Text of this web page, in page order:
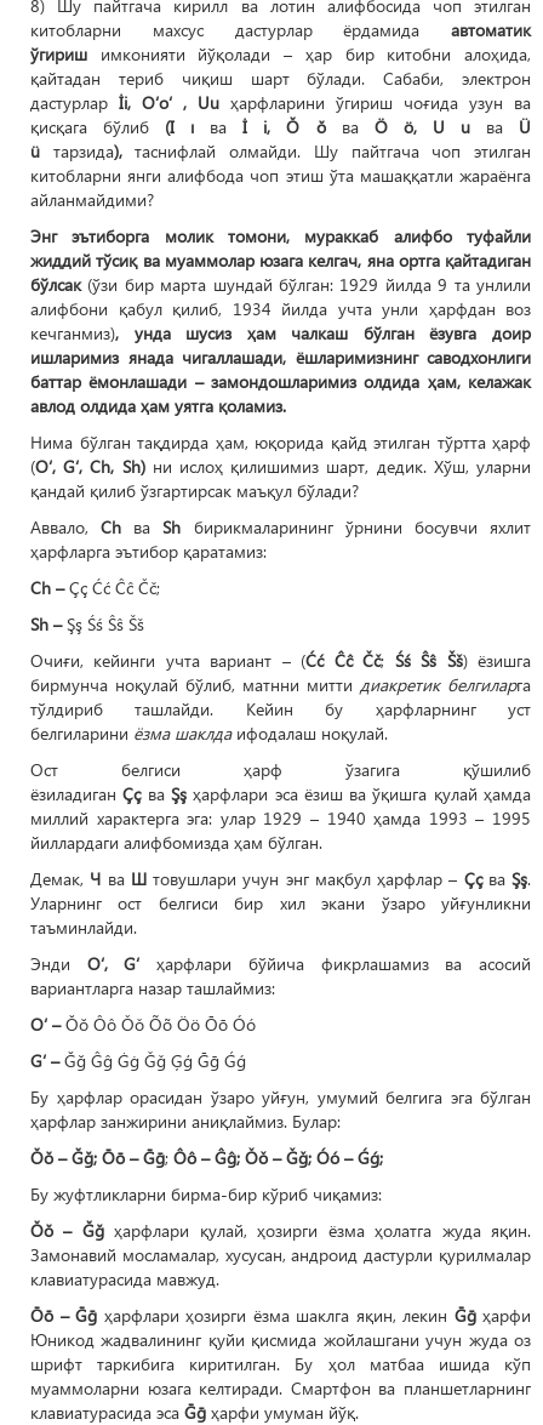
8) Шу пайтгача кирилл ва лотин алифбосида чоп этилган
китобларни махсус дастурлар ёрдамида автоматик
ўгириш имконияти йўқолади – ҳар бир китобни алоҳида,
қайтадан териб чиқиш шарт бўлади. Сабаби, электрон
дастурлар İi, O‘o‘ , Uu ҳарфларини ўгириш чоғида узун ва
қисқага бўлиб (I ı ваİ i, Ŏ ŏ ва Ö ö, U u ва Ü
ü тарзида),таснифлай олмайди. Шу пайтгача чоп этилган
китобларни янги алифбода чоп этиш ўта машаққатли жараёнга
айланмайдими?
Энг эътиборга молик томони, мураккаб алифбо туфайли
жиддий тўсиқ ва муаммолар юзага келгач, яна ортга қайтадиган
бўлсак (ўзи бир марта шундай бўлган: 1929 йилда 9 та унлили
алифбони қабул қилиб, 1934 йилда учта унли ҳарфдан воз
кечганмиз), унда шусиз ҳам чалкаш бўлган ёзувга доир
ишларимиз янада чигаллашади, ёшларимизнинг саводхонлиги
баттар ёмонлашади – замондошларимиз олдида ҳам, келажак
авлод олдида ҳам уятга қоламиз.
Нима бўлган тақдирда ҳам, юқорида қайд этилган тўртта ҳарф
(O‘, G‘, Ch, Sh) ни ислоҳ қилишимиз шарт, дедик. Хўш, уларни
қандай қилиб ўзгартирсак маъқул бўлади?
Аввало,Ch ва Sh бирикмаларининг ўрнини босувчи яхлит
ҳарфларга эътибор қаратамиз:
Ch –Çç Ćć Ĉĉ Čč;
Sh –Şş Śś Ŝŝ Šš
Очиғи, кейинги учта вариант – (Ćć Ĉĉ Čč; Śś Ŝŝ Šš) ёзишга
бирмунча ноқулай бўлиб, матнни митти диакретик белгиларга
тўлдириб ташлайди. Кейин бу ҳарфларнинг уст
белгиларини ёзма шаклдаифодалаш ноқулай.
Ост белгиси ҳарф ўзагига қўшилиб
ёзиладиганÇç ва Şşҳарфлари эса ёзиш ва ўқишга қулай ҳамда
миллий характерга эга: улар 1929 – 1940 ҳамда 1993 – 1995
йиллардаги алифбомизда ҳам бўлган.
Демак, Ч ва Штовушлари учун энг мақбул ҳарфлар – Ççва Şş.
Уларнинг ост белгиси бир хил экани ўзаро уйғунликни
таъминлайди.
Энди O‘, G‘ ҳарфлари бўйича фикрлашамиз ва асосий
вариантларга назар ташлаймиз:
O‘ –Ŏŏ Ôô Ǒǒ Õõ Öö Ōō Óó
G‘ –Ğğ Ĝĝ Ġġ Ǧǧ Ģģ Ḡḡ Ǵǵ
Бу ҳарфлар орасидан ўзаро уйғун, умумий белгига эга бўлган
ҳарфлар занжирини аниқлаймиз. Булар:
Ŏŏ – Ğğ; Ōō – Ḡḡ; Ôô – Ĝĝ; Ǒǒ – Ǧǧ; Óó – Ǵǵ;
Бу жуфтликларни бирма-бир кўриб чиқамиз:
Ŏŏ – Ğğҳарфлари қулай, ҳозирги ёзма ҳолатга жуда яқин.
Замонавий мосламалар, хусусан, андроид дастурли қурилмалар
клавиатурасида мавжуд.
Ōō – Ḡḡ ҳарфлари ҳозирги ёзма шаклга яқин, лекин Ḡḡҳарфи
Юникод жадвалининг қуйи қисмида жойлашгани учун жуда оз
шрифт таркибига киритилган. Бу ҳол матбаа ишида кўп
муаммоларни юзага келтиради. Смартфон ва планшетларнинг
клавиатурасида эса Ḡḡ ҳарфи умуман йўқ.